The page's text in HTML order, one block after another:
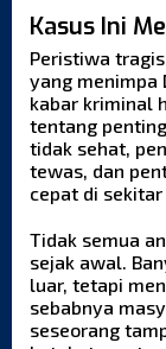
Kasus Ini
Peristiwa
yang menimpa
kabar kriminal
tentang
tidak sehat,
tewas, dan
cepat di sekitar
Tidak semua
sejak awal.
luar, tetapi
sebabnya
seseorang